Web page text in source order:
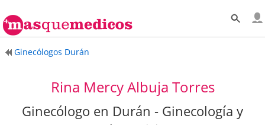
Ginecólogos Durán
Rina Mercy Albuja Torres
Ginecólogo en Durán - Ginecología y